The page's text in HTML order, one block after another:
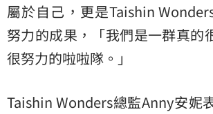
屬於自己，更是Taishin
努力的成果，「我們是一群真的
很努力的啦啦隊。」
Taishin Wonders總監Anny安妮